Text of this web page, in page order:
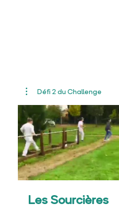
Défi 2 du Challenge
Les Sourcières